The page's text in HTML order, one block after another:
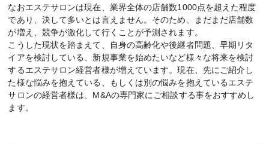
なおエステサロンは現在、業界全体の店舗数1000点を超えた程度
であり、決して多いとは言えません。そのため、まだまだ店舗数
が増え、競争が激化して行くことが予測されます。
こうした現状を踏まえて、自身の高齢化や後継者問題、早期リタ
イアを検討している、新規事業を始めたいなど様々な将来を検討
するエステサロン経営者様が増えています。現在、先にご紹介し
た様な悩みを抱えている、もしくは別の悩みを抱えているエステ
サロンの経営者様は、M&Aの専門家にご相談する事をおすすめし
ます。